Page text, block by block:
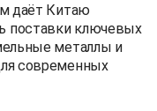
даёт Китаю
поставки ключевых
металлы и
современных